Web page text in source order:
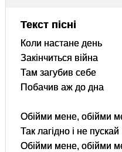
Текст пісні
Коли настане день
Закінчиться війна
Там загубив себе
Побачив аж до дна
Обійми мене, обійми
Так лагідно і не пускай
Обійми мене, обійми